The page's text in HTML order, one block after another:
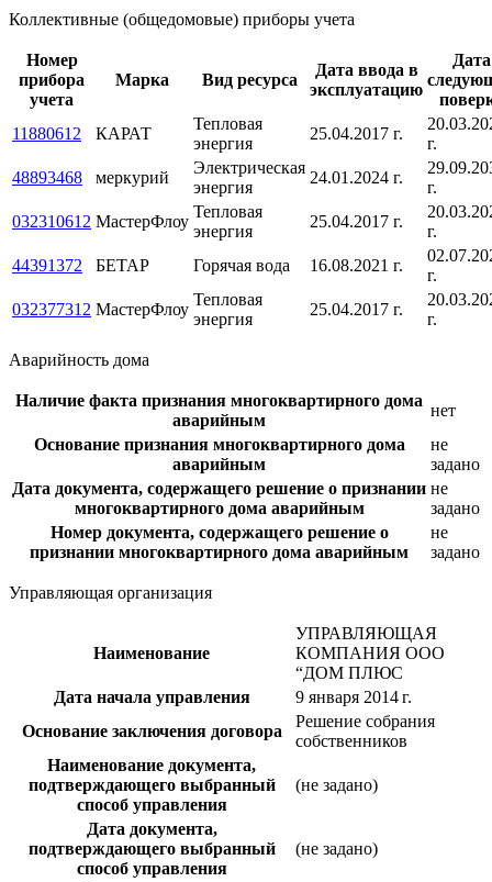
Коллективные (общедомовые) приборы учета
Номер
прибора
учета
Марка Вид ресурса
Дата ввода в
эксплуатацию
Дата
11880612
КАРАТ
Тепловая
энергия
25.04.2017 г.
г.
48893468
меркурий
Электрическая
энергия
24.01.2024 г.
г.
032310612 МастерФлоу
Тепловая
энергия
25.04.2017 г.
г.
44391372
БЕТАР Горячая вода 16.08.2021 г.
г.
032377312 МастерФлоу
Тепловая
энергия
25.04.2017 г.
г.
Аварийность дома
Наличие факта признания многоквартирного дома
аварийным
нет
Основание признания многоквартирного дома
аварийным
не
задано
Дата документа, содержащего решение о признании
многоквартирного дома аварийным
не
задано
Номер документа, содержащего решение о
признании многоквартирного дома аварийным
не
задано
Управляющая организация
Наименование
УПРАВЛЯЮЩАЯ
КОМПАНИЯ ООО
“ДОМ ПЛЮС
Дата начала управления
9 января 2014 г.
Основание заключения договора
Решение собрания
собственников
Наименование документа,
подтверждающего выбранный
способ управления
(не задано)
Дата документа,
подтверждающего выбранный
способ управления
(не задано)